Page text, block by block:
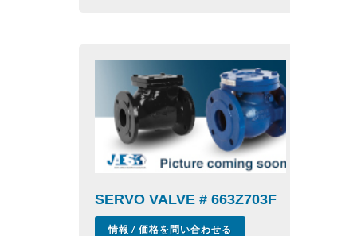
SERVO VALVE # 663Z703F
情報 / 価格を問い合わせる